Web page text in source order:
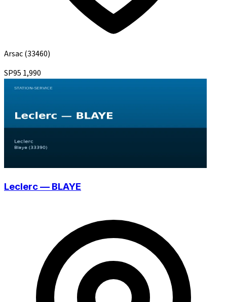
Arsac(33460)
SP95 1,990
Leclerc — BLAYE